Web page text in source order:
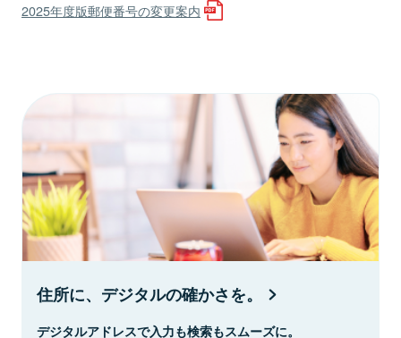
2025年度版郵便番号の変更案内
住所に、デジタルの確かさを。
デジタルアドレスで入力も検索もスムーズに。